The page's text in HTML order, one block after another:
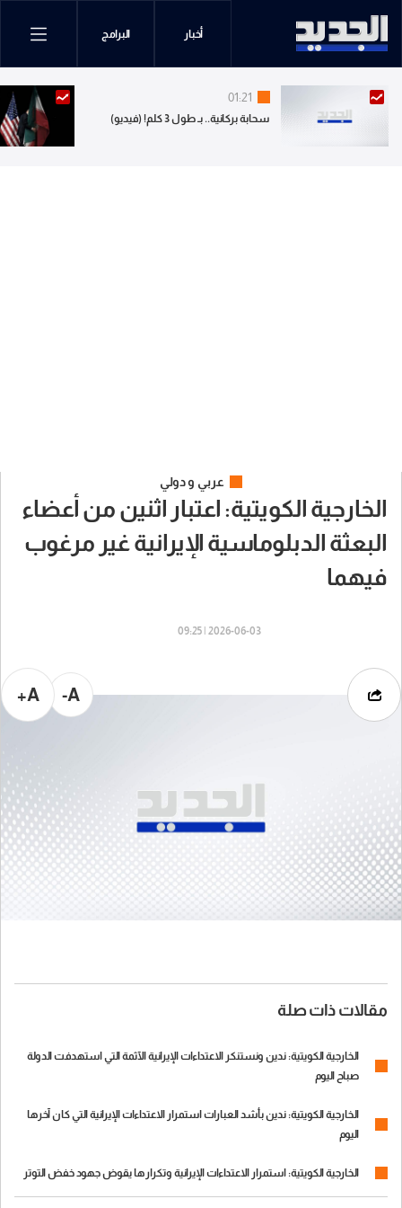
أخبار البرامج
01:21
سحابة بركانية.. بـ طول 3 كلم! (فيديو)
عربي و دولي
الخارجية الكويتية: اعتبار اثنين من أعضاء
البعثة الدبلوماسية الإيرانية غير مرغوب
فيهما
2026-06-03 | 09:25
A-
A+
مقالات ذات صلة
الخارجية الكويتية: ندين ونستنكر الاعتداءات الإيرانية الآثمة التي استهدفت الدولة
صباح اليوم
الخارجية الكويتية: ندين بأشد العبارات استمرار الاعتداءات الإيرانية التي كان آخرها
اليوم
الخارجية الكويتية: استمرار الاعتداءات الإيرانية وتكرارها يقوض جهود خفض التوتر